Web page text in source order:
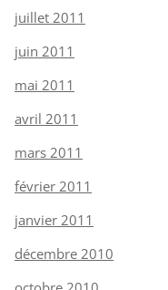
juillet 2011
juin 2011
mai 2011
avril 2011
mars 2011
février 2011
janvier 2011
décembre 2010